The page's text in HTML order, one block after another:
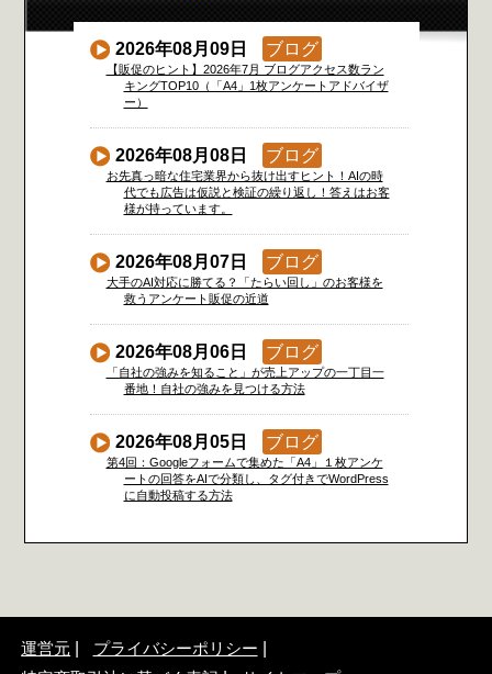
2026年08月09日 ブログ
【販促のヒント】2026年7月 ブログアクセス数ラン
キングTOP10（「A4」1枚アンケートアドバイザ
ー）
2026年08月08日 ブログ
お先真っ暗な住宅業界から抜け出すヒント！AIの時
代でも広告は仮説と検証の繰り返し！答えはお客
様が持っています。
2026年08月07日 ブログ
大手のAI対応に勝てる？「たらい回し」のお客様を
救うアンケート販促の近道
2026年08月06日 ブログ
「自社の強みを知ること」が売上アップの一丁目一
番地！自社の強みを見つける方法
2026年08月05日 ブログ
第4回：Googleフォームで集めた「A4」１枚アンケ
ートの回答をAIで分類し、タグ付きでWordPress
に自動投稿する方法
運営元
プライバシーポリシー